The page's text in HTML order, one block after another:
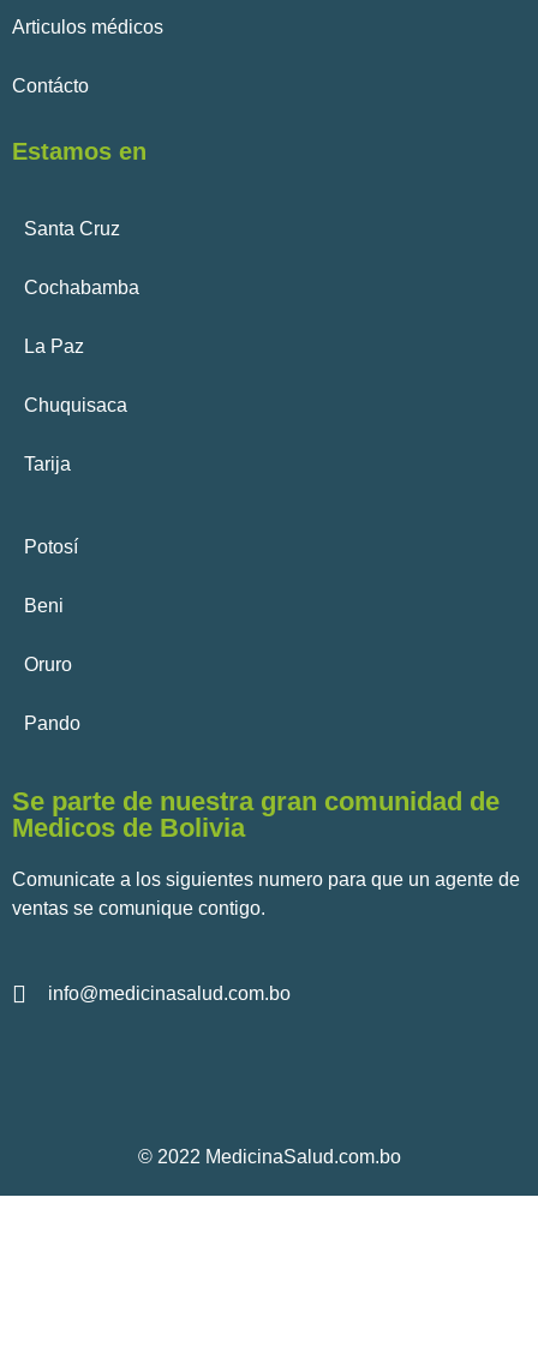
Articulos médicos
Contácto
Estamos en
Santa Cruz
Cochabamba
La Paz
Chuquisaca
Tarija
Potosí
Beni
Oruro
Pando
Se parte de nuestra gran comunidad de
Medicos de Bolivia
Comunicate a los siguientes numero para que un agente de
ventas se comunique contigo.
info@medicinasalud.com.bo
© 2022 MedicinaSalud.com.bo